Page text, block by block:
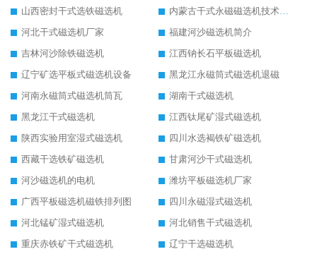
山西密封干式选铁磁选机
内蒙古干式永磁磁选机技术要求
河北干式磁选机厂家
福建河沙磁选机简介
吉林河沙除铁磁选机
江西钠长石平板磁选机
辽宁矿选平板式磁选机设备
黑龙江永磁筒式磁选机退磁
河南永磁筒式磁选机筒瓦
湖南干式磁选机
黑龙江干式磁选机
江西钛尾矿湿式磁选机
陕西实验用室湿式磁选机
四川水选褐铁矿磁选机
西藏干选铁矿磁选机
甘肃河沙干式磁选机
河沙磁选机的电机
潍坊平板磁选机厂家
广西平板磁选机磁铁排列图
四川永磁湿式磁选机
河北锰矿湿式磁选机
河北销售干式磁选机
重庆赤铁矿干式磁选机
辽宁干选磁选机